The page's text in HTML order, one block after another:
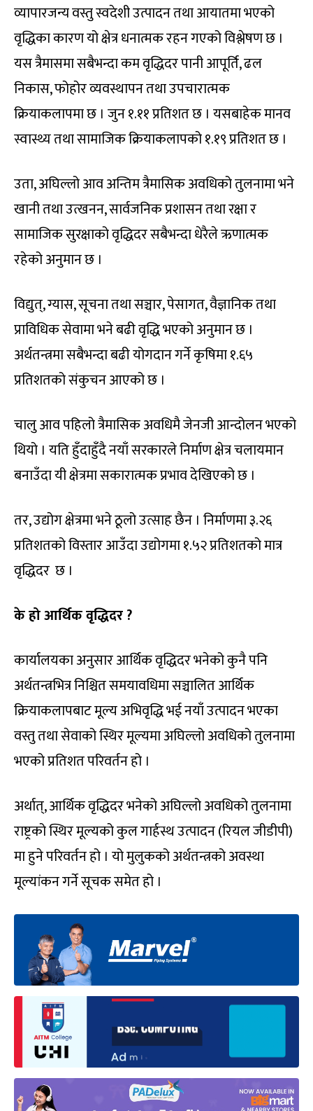
व्यापारजन्य वस्तु स्वदेशी उत्पादन तथा आयातमा भएको
वृद्धिका कारण यो क्षेत्र धनात्मक रहन गएको विश्लेषण छ ।
यस त्रैमासमा सबैभन्दा कम वृद्धिदर पानी आपूर्ति, ढल
निकास, फोहोर व्यवस्थापन तथा उपचारात्मक
क्रियाकलापमा छ । जुन १.११ प्रतिशत छ । यसबाहेक मानव
स्वास्थ्य तथा सामाजिक क्रियाकलापको १.१९ प्रतिशत छ ।
उता, अघिल्लो आव अन्तिम त्रैमासिक अवधिको तुलनामा भने
खानी तथा उत्खनन, सार्वजनिक प्रशासन तथा रक्षा र
सामाजिक सुरक्षाको वृद्धिदर सबैभन्दा धेरैले ऋणात्मक
रहेको अनुमान छ ।
विद्युत्, ग्यास, सूचना तथा सञ्चार, पेसागत, वैज्ञानिक तथा
प्राविधिक सेवामा भने बढी वृद्धि भएको अनुमान छ ।
अर्थतन्त्रमा सबैभन्दा बढी योगदान गर्ने कृषिमा १.६५
प्रतिशतको संकुचन आएको छ ।
चालु आव पहिलो त्रैमासिक अवधिमै जेनजी आन्दोलन भएको
थियो । यति हुँदाहुँदै नयाँ सरकारले निर्माण क्षेत्र चलायमान
बनाउँदा यी क्षेत्रमा सकारात्मक प्रभाव देखिएको छ ।
तर, उद्योग क्षेत्रमा भने ठूलो उत्साह छैन । निर्माणमा ३.२६
प्रतिशतको विस्तार आउँदा उद्योगमा १.५२ प्रतिशतको मात्र
वृद्धिदर छ ।
के हो आर्थिक वृद्धिदर ?
कार्यालयका अनुसार आर्थिक वृद्धिदर भनेको कुनै पनि
अर्थतन्त्रभित्र निश्चित समयावधिमा सञ्चालित आर्थिक
क्रियाकलापबाट मूल्य अभिवृद्धि भई नयाँ उत्पादन भएका
वस्तु तथा सेवाको स्थिर मूल्यमा अघिल्लो अवधिको तुलनामा
भएको प्रतिशत परिवर्तन हो ।
अर्थात्, आर्थिक वृद्धिदर भनेको अघिल्लो अवधिको तुलनामा
राष्ट्रको स्थिर मूल्यको कुल गार्हस्थ उत्पादन (रियल जीडीपी)
मा हुने परिवर्तन हो । यो मुलुकको अर्थतन्त्रको अवस्था
मूल्यांकन गर्ने सूचक समेत हो ।